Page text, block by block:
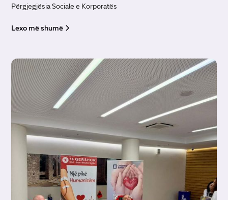
Përgjegjësia Sociale e Korporatës
Lexo më shumë